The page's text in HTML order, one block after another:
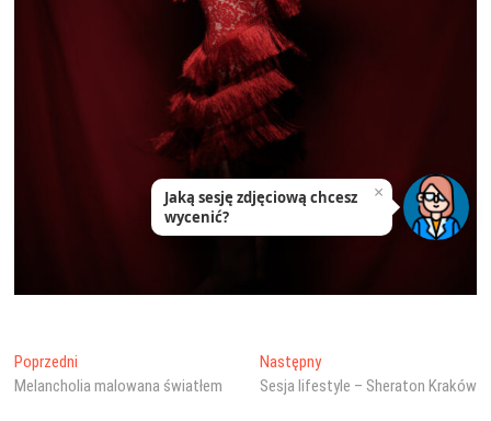
Nawigacja
wpisu
Poprzedni
wpis:
Melancholia malowana światłem
NastępnyNastępny
wpis:
Sesja lifestyle – Sheraton Kraków
Jaką sesję zdjęciową chcesz
wycenić?
×